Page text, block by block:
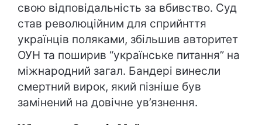
свою відповідальність за вбивство. Суд
став революційним для сприйнття
українців поляками, збільшив авторитет
ОУН та поширив “українське питання” на
міжнародний загал. Бандері винесли
смертний вирок, який пізніше був
замінений на довічне ув’язнення.